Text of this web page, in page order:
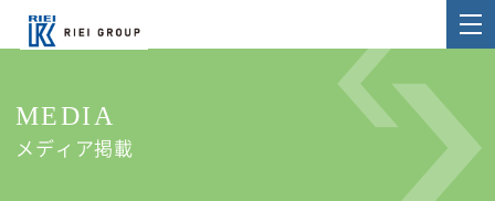
MEDIA
メディア掲載